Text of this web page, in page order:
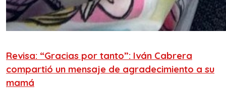
Revisa: “Gracias por tanto”: Iván Cabrera
compartió un mensaje de agradecimiento a su
mamá